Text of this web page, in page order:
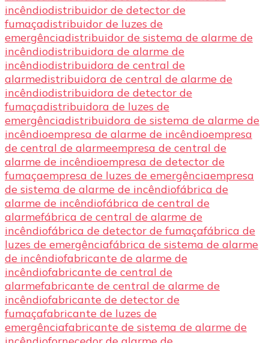
incêndiodistribuidor de detector de
fumaçadistribuidor de luzes de
emergênciadistribuidor de sistema de alarme de
incêndiodistribuidora de alarme de
incêndiodistribuidora de central de
alarmedistribuidora de central de alarme de
incêndiodistribuidora de detector de
fumaçadistribuidora de luzes de
emergênciadistribuidora de sistema de alarme de
incêndioempresa de alarme de incêndioempresa
de central de alarmeempresa de central de
alarme de incêndioempresa de detector de
fumaçaempresa de luzes de emergênciaempresa
de sistema de alarme de incêndiofábrica de
alarme de incêndiofábrica de central de
alarmefábrica de central de alarme de
incêndiofábrica de detector de fumaçafábrica de
luzes de emergênciafábrica de sistema de alarme
de incêndiofabricante de alarme de
incêndiofabricante de central de
alarmefabricante de central de alarme de
incêndiofabricante de detector de
fumaçafabricante de luzes de
emergênciafabricante de sistema de alarme de